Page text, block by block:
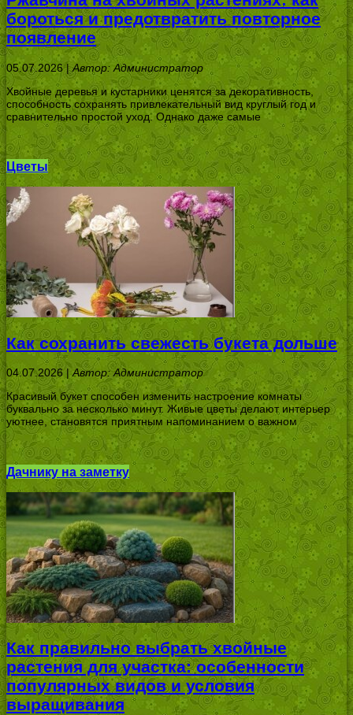
бороться и предотвратить повторное
появление
05.07.2026 |Автор: Администратор
Хвойные деревья и кустарники ценятся за декоративность,
способность сохранять привлекательный вид круглый год и
сравнительно простой уход. Однако даже самые
Цветы
Как сохранить свежесть букета дольше
04.07.2026 |Автор: Администратор
Красивый букет способен изменить настроение комнаты
буквально за несколько минут. Живые цветы делают интерьер
уютнее, становятся приятным напоминанием о важном
Дачнику на заметку
Как правильно выбрать хвойные
растения для участка: особенности
популярных видов и условия
выращивания